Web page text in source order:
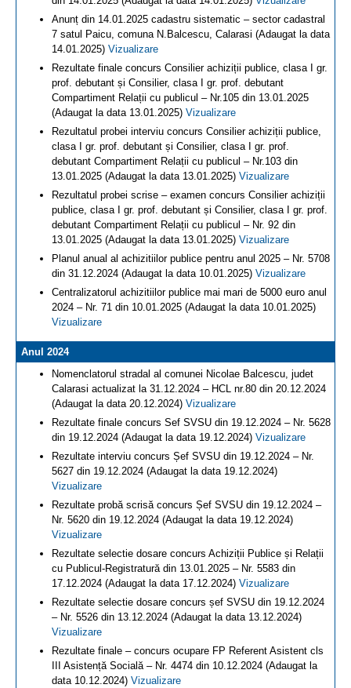
Anunț din 14.01.2025 cadastru sistematic – sector cadastral
7 satul Paicu, comuna N.Balcescu, Calarasi (Adaugat la data
14.01.2025) Vizualizare
Rezultate finale concurs Consilier achiziții publice, clasa I gr.
prof. debutant și Consilier, clasa I gr. prof. debutant
Compartiment Relații cu publicul – Nr.105 din 13.01.2025
(Adaugat la data 13.01.2025) Vizualizare
Rezultatul probei interviu concurs Consilier achiziții publice,
clasa I gr. prof. debutant și Consilier, clasa I gr. prof.
debutant Compartiment Relații cu publicul – Nr.103 din
13.01.2025 (Adaugat la data 13.01.2025) Vizualizare
Rezultatul probei scrise – examen concurs Consilier achiziții
publice, clasa I gr. prof. debutant și Consilier, clasa I gr. prof.
debutant Compartiment Relații cu publicul – Nr. 92 din
13.01.2025 (Adaugat la data 13.01.2025) Vizualizare
Planul anual al achizitiilor publice pentru anul 2025 – Nr. 5708
din 31.12.2024 (Adaugat la data 10.01.2025) Vizualizare
Centralizatorul achizitiilor publice mai mari de 5000 euro anul
2024 – Nr. 71 din 10.01.2025 (Adaugat la data 10.01.2025)
Vizualizare
Anul 2024
Nomenclatorul stradal al comunei Nicolae Balcescu, judet
Calarasi actualizat la 31.12.2024 – HCL nr.80 din 20.12.2024
(Adaugat la data 20.12.2024) Vizualizare
Rezultate finale concurs Sef SVSU din 19.12.2024 – Nr. 5628
din 19.12.2024 (Adaugat la data 19.12.2024) Vizualizare
Rezultate interviu concurs Șef SVSU din 19.12.2024 – Nr.
5627 din 19.12.2024 (Adaugat la data 19.12.2024)
Vizualizare
Rezultate probă scrisă concurs Șef SVSU din 19.12.2024 –
Nr. 5620 din 19.12.2024 (Adaugat la data 19.12.2024)
Vizualizare
Rezultate selectie dosare concurs Achiziții Publice și Relații
cu Publicul-Registratură din 13.01.2025 – Nr. 5583 din
17.12.2024 (Adaugat la data 17.12.2024) Vizualizare
Rezultate selectie dosare concurs șef SVSU din 19.12.2024
– Nr. 5526 din 13.12.2024 (Adaugat la data 13.12.2024)
Vizualizare
Rezultate finale – concurs ocupare FP Referent Asistent cls
III Asistență Socială – Nr. 4474 din 10.12.2024 (Adaugat la
data 10.12.2024) Vizualizare